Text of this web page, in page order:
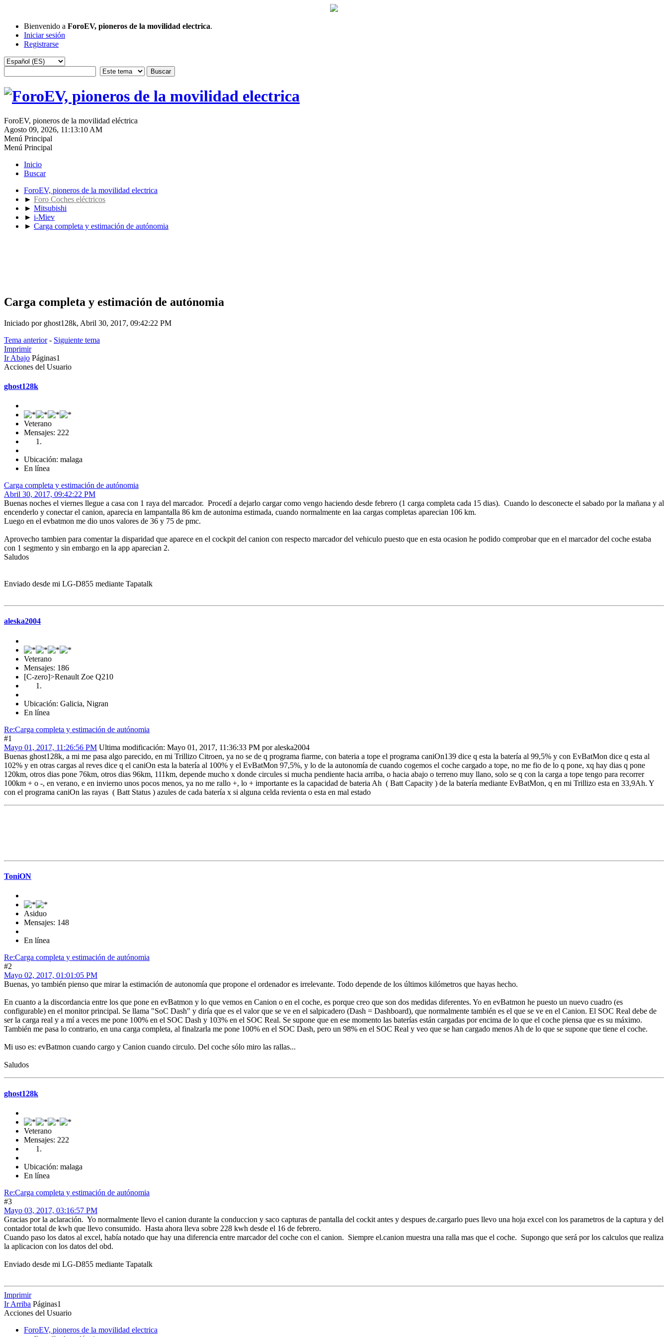
Bienvenido a ForoEV, pioneros de la movilidad electrica.
Iniciar sesión
Registrarse
ForoEV, pioneros de la movilidad eléctrica
Agosto 09, 2026, 11:13:10 AM
Menú Principal
Menú Principal
Inicio
Buscar
ForoEV, pioneros de la movilidad electrica
► Foro Coches eléctricos
► Mitsubishi
► i-Miev
► Carga completa y estimación de autónomia
Carga completa y estimación de autónomia
Iniciado por ghost128k, Abril 30, 2017, 09:42:22 PM
Tema anterior- Siguiente tema
Imprimir
Ir Abajo Páginas1
Acciones del Usuario
ghost128k
Veterano
Mensajes: 222
Ubicación: malaga
En línea
Carga completa y estimación de autónomia
Abril 30, 2017, 09:42:22 PM
Buenas noches el viernes llegue a casa con 1 raya del marcador. Procedí a dejarlo cargar como vengo haciendo desde febrero (1 carga completa cada 15 dias). Cuando lo desconecte el sabado por la mañana y al
encenderlo y conectar el canion, aparecia en lampantalla 86 km de autonima estimada, cuando normalmente en laa cargas completas aparecian 106 km.
Luego en el evbatmon me dio unos valores de 36 y 75 de pmc.
Aprovecho tambien para comentar la disparidad que aparece en el cockpit del canion con respecto marcador del vehiculo puesto que en esta ocasion he podido comprobar que en el marcador del coche estaba
con 1 segmento y sin embargo en la app aparecian 2.
Saludos
Enviado desde mi LG-D855 mediante Tapatalk
aleska2004
Veterano
Mensajes: 186
[C-zero]>Renault Zoe Q210
Ubicación: Galicia, Nigran
En línea
Re:Carga completa y estimación de autónomia
#1
Mayo 01, 2017, 11:26:56 PM Ultima modificación: Mayo 01, 2017, 11:36:33 PM por aleska2004
Buenas ghost128k, a mi me pasa algo parecido, en mi Trillizo Citroen, ya no se de q programa fiarme, con bateria a tope el programa caniOn139 dice q esta la batería al 99,5% y con EvBatMon dice q esta al
102% y en otras cargas al reves dice q el caniOn esta la batería al 100% y el EvBatMon 97,5%, y lo de la autonomía de cuando cogemos el coche cargado a tope, no me fio de lo q pone, xq hay dias q pone
120km, otros dias pone 76km, otros dias 96km, 111km, depende mucho x donde circules si mucha pendiente hacia arriba, o hacia abajo o terreno muy llano, solo se q con la carga a tope tengo para recorrer
100km + o -, en verano, e en invierno unos pocos menos, ya no me rallo +, lo + importante es la capacidad de bateria Ah ( Batt Capacity ) de la batería mediante EvBatMon, q en mi Trillizo esta en 33,9Ah. Y
con el programa caniOn las rayas ( Batt Status ) azules de cada batería x si alguna celda revienta o esta en mal estado
ToniON
Asiduo
Mensajes: 148
En línea
Re:Carga completa y estimación de autónomia
#2
Mayo 02, 2017, 01:01:05 PM
Buenas, yo también pienso que mirar la estimación de autonomía que propone el ordenador es irrelevante. Todo depende de los últimos kilómetros que hayas hecho.
En cuanto a la discordancia entre los que pone en evBatmon y lo que vemos en Canion o en el coche, es porque creo que son dos medidas diferentes. Yo en evBatmon he puesto un nuevo cuadro (es
configurable) en el monitor principal. Se llama "SoC Dash" y diría que es el valor que se ve en el salpicadero (Dash = Dashboard), que normalmente también es el que se ve en el Canion. El SOC Real debe de
ser la carga real y a mí a veces me pone 100% en el SOC Dash y 103% en el SOC Real. Se supone que en ese momento las baterías están cargadas por encima de lo que el coche piensa que es su máximo.
También me pasa lo contrario, en una carga completa, al finalzarla me pone 100% en el SOC Dash, pero un 98% en el SOC Real y veo que se han cargado menos Ah de lo que se supone que tiene el coche.
Mi uso es: evBatmon cuando cargo y Canion cuando circulo. Del coche sólo miro las rallas...
Saludos
ghost128k
Veterano
Mensajes: 222
Ubicación: malaga
En línea
Re:Carga completa y estimación de autónomia
#3
Mayo 03, 2017, 03:16:57 PM
Gracias por la aclaración. Yo normalmente llevo el canion durante la conduccion y saco capturas de pantalla del cockit antes y despues de.cargarlo pues llevo una hoja excel con los parametros de la captura y del
contador total de kwh que llevo consumido. Hasta ahora lleva sobre 228 kwh desde el 16 de febrero.
Cuando paso los datos al excel, había notado que hay una diferencia entre marcador del coche con el canion. Siempre el.canion muestra una ralla mas que el coche. Supongo que será por los calculos que realiza
la aplicacion con los datos del obd.
Enviado desde mi LG-D855 mediante Tapatalk
Imprimir
Ir Arriba Páginas1
Acciones del Usuario
ForoEV, pioneros de la movilidad electrica